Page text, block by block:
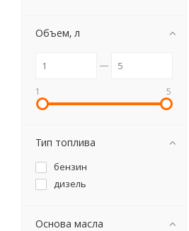
Объем, л
1 5
Тип топлива
бензин
дизель
Основа масла